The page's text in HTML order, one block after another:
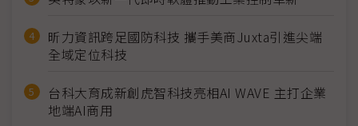
昕力資訊跨足國防科技 攜手美商Juxta引進尖端
全域定位科技
台科大育成新創虎智科技亮相AI WAVE 主打企業
地端AI商用